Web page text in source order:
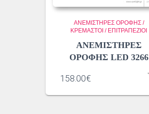
ΑΝΕΜΙΣΤΗΡΕΣ ΟΡΟΦΗΣ /
ΚΡΕΜΑΣΤΟΙ / ΕΠΙΤΡΑΠΕΖΙΟΙ
ΑΝΕΜΙΣΤΗΡΕΣ
ΟΡΟΦΗΣ LED 3266
158.00€